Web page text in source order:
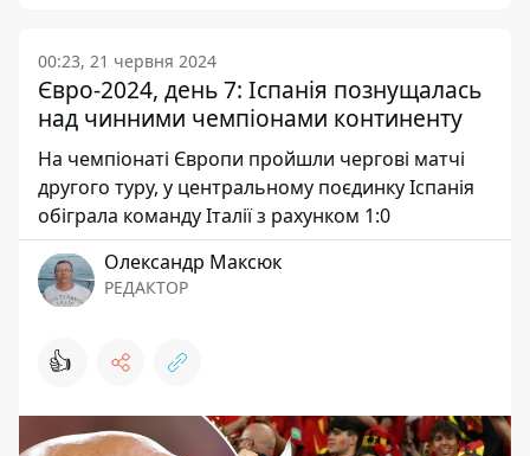
00:23, 21 червня 2024
Євро-2024, день 7: Іспанія познущалась
над чинними чемпіонами континенту
На чемпіонаті Європи пройшли чергові матчі
другого туру, у центральному поєдинку Іспанія
обіграла команду Італії з рахунком 1:0
Олександр Максюк
РЕДАКТОР
👍